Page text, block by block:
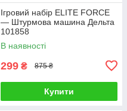
Ігровий набір ELITE FORCE
— Штурмова машина Дельта
101858
В наявності
299 ₴ 875 ₴
Купити